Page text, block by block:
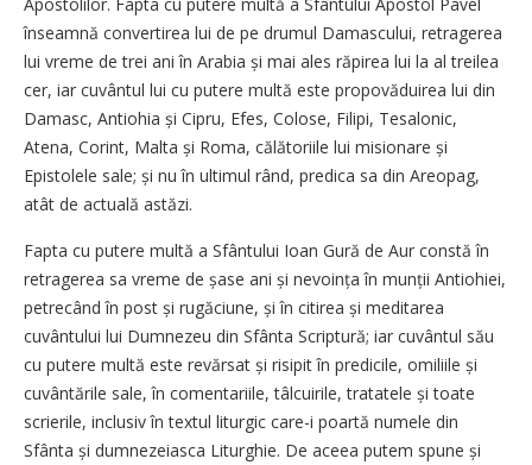
înseamnă convertirea lui de pe drumul Damascului, retragerea
lui vreme de trei ani în Arabia și mai ales răpirea lui la al treilea
cer, iar cuvântul lui cu putere multă este propovăduirea lui din
Damasc, Antiohia și Cipru, Efes, Colose, Filipi, Tesalonic,
Atena, Corint, Malta și Roma, călătoriile lui misionare și
Epistolele sale; și nu în ultimul rând, predica sa din Areopag,
atât de actuală astăzi.
Fapta cu putere multă a Sfântului Ioan Gură de Aur constă în
retragerea sa vreme de șase ani și nevoința în munții Antiohiei,
petrecând în post și rugăciune, și în citirea și meditarea
cuvântului lui Dumnezeu din Sfânta Scriptură; iar cuvântul său
cu putere multă este revărsat și risipit în predicile, omiliile și
cuvântările sale, în comentariile, tâlcuirile, tratatele și toate
scrierile, inclusiv în textul liturgic care-i poartă numele din
Sfânta și dumnezeiasca Liturghie. De aceea putem spune și